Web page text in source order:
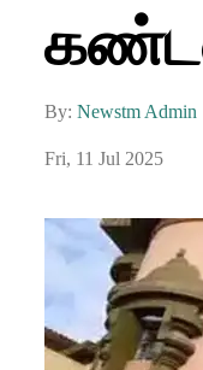
By: Newstm Admin
Fri, 11 Jul 2025